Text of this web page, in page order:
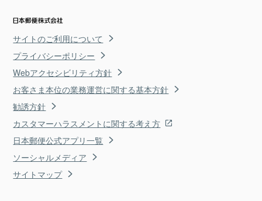
サイトのご利用について
プライバシーポリシー
Webアクセシビリティ方針
お客さま本位の業務運営に関する基本方針
勧誘方針
カスタマーハラスメントに関する考え方
日本郵便公式アプリ一覧
ソーシャルメディア
サイトマップ